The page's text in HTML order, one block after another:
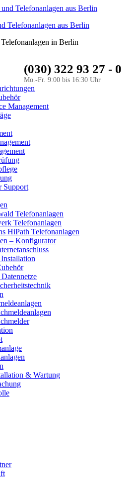
Telefonanlagen aus Berlin
in Berlin
(030) 322 93 27 - 0
Mo.-Fr. 9:00 bis 16:30 Uhr
Management
Support
Telefonanlagen
Telefonanlagen
HiPath Telefonanlagen
– Konfigurator
& Wartung